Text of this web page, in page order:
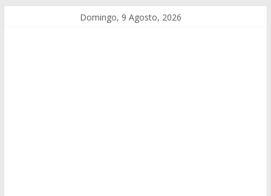
Domingo, 9 Agosto, 2026